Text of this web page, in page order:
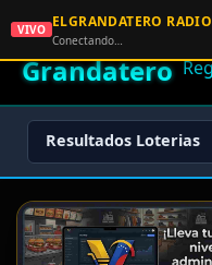
🌟 El
Grandatero
Resultados Loterias
VIVO ELGRANDATERO RADIO
Conectando…